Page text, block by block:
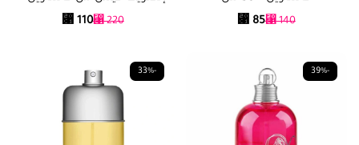
⃁140
⃁ 85
100 مل
⃁220
⃁ 110
-39%
-33%